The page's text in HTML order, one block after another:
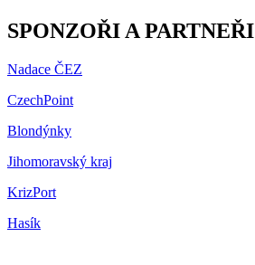
SPONZOŘI A PARTNEŘI
Nadace ČEZ
CzechPoint
Blondýnky
Jihomoravský kraj
KrizPort
Hasík